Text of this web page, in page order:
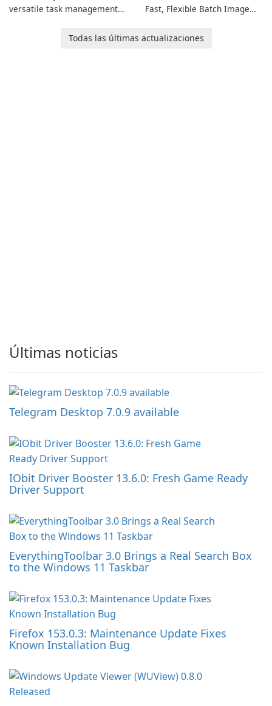
versatile task management
individuals and teams
Fast, Flexible Batch Image
macOS and Linux XnConvert
Todas las últimas actualizaciones
Últimas noticias
Telegram Desktop 7.0.9 available
IObit Driver Booster 13.6.0: Fresh Game Ready
Driver Support
EverythingToolbar 3.0 Brings a Real Search Box
to the Windows 11 Taskbar
Firefox 153.0.3: Maintenance Update Fixes
Known Installation Bug